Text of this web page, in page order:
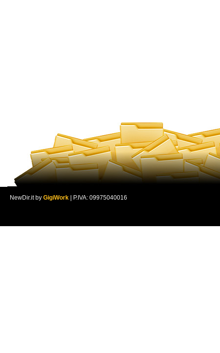
NewDir.it by GigiWork | P.IVA: 09975040016